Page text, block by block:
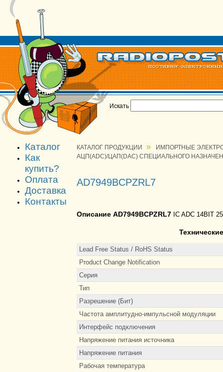
Искать
Каталог
Как
купить?
Оплата
Доставка
Контакты
КАТАЛОГ ПРОДУКЦИИ »
ИМПОРТНЫЕ
АЦП(ADC)/ЦАП(DAC) СПЕЦИАЛЬНОГО
AD7949BCPZRL7
Описание AD7949BCPZRL7 IC ADC 14BIT
Lead Free Status / RoHS Status
Product Change Notification
Серия
Тип
Разрешение (Бит)
Частота амплитудно-импульсной модуляции
Интерфейс подключения
Напряжение питания источника
Напряжение питания
Рабочая температура